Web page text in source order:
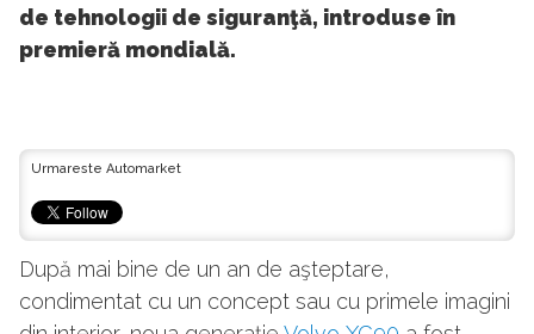
de tehnologii de siguranţă, introduse în
premieră mondială.
Urmareste Automarket
După mai bine de un an de aşteptare,
condimentat cu un concept sau cu primele imagini